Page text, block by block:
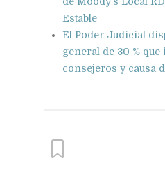
Estable
El Poder Judicial
general de 30 % que
consejeros y causa